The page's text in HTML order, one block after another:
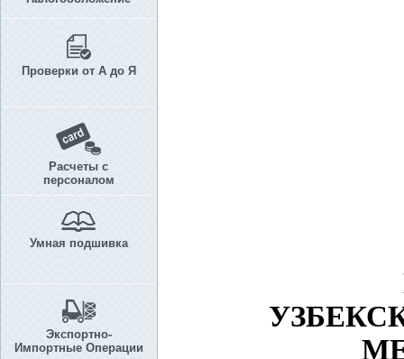
Проверки от А до Я
Расчеты с
персоналом
Умная подшивка
Экспортно-
Импортные Операции